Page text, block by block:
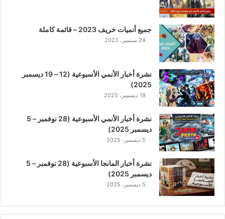
جميع أنميات خريف 2023 – قائمة كاملة
24 سبتمبر، 2023
نشرة أخبار الأنمي الأسبوعية (12 – 19 ديسمبر
2025)
19 ديسمبر، 2025
نشرة أخبار الأنمي الأسبوعية (28 نوفمبر – 5
ديسمبر 2025)
5 ديسمبر، 2025
نشرة أخبار المانجا الأسبوعية (28 نوفمبر – 5
ديسمبر 2025)
5 ديسمبر، 2025